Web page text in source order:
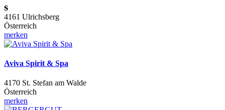
s
4161 Ulrichsberg
Österreich
merken
Aviva Spirit & Spa
4170 St. Stefan am Walde
Österreich
merken